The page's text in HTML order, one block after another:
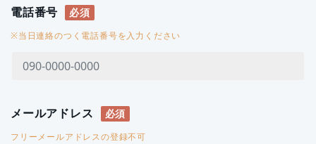
電話番号 必須
※当日連絡のつく電話番号を入力ください
メールアドレス 必須
フリーメールアドレスの登録不可